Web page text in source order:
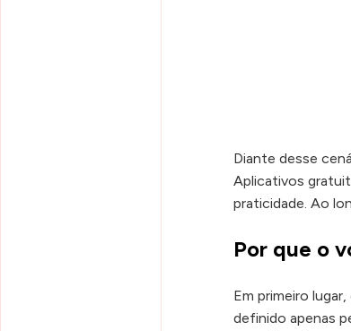
Diante desse
Aplicativos
praticidade. Ao
Por que o
Em primeiro
definido apenas